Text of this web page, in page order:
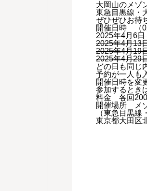
大岡山のメゾ
東急目黒線・
ぜひぜひお待
開催日時 （
2025年4月6
2025年4月13
2025年4月19
2025年4月29
どの日も同じ
予約が一人も
開催日時を変
参加するとき
料金 各回
開催場所 メ
（東急目黒
東京都大田区